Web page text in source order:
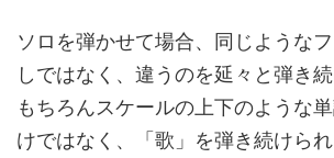
ソロを弾かせて場合、同じような
しではなく、違うのを延々と弾き続
もちろんスケールの上下のような
けではなく、「歌」を弾き続けられ